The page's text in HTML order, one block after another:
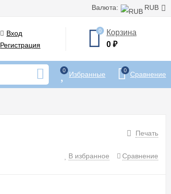
Валюта: RUB
Вход
Регистрация
0
Корзина
0 ₽
0 Избранные 0 Сравнение
Печать
В избранное Сравнение